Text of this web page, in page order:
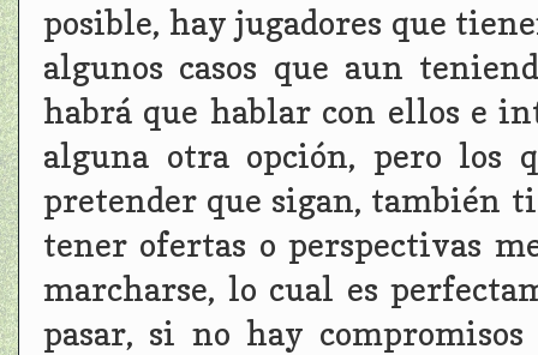
posible, hay jugadores que
algunos casos que aun
habrá que hablar con ellos e
alguna otra opción, pero los
pretender que sigan, también
tener ofertas o perspectivas
marcharse, lo cual es
pasar, si no hay